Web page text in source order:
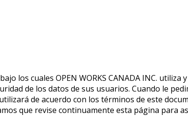
los cuales OPEN WORKS CANADA INC.
de los datos de sus usuarios. Cuando le
de acuerdo con los términos de este
que revise continuamente esta página para